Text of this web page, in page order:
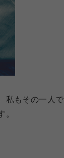
私もその一人で